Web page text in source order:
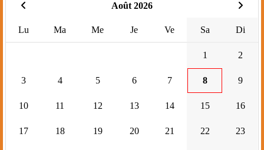
Août 2026
Lu Ma Me Je Ve Sa Di
1 2
3 4 5 6 7 8 9
10 11 12 13 14 15 16
17 18 19 20 21 22 23